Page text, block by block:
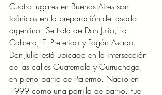
Cuatro lugares en Buenos Aires son
icónicos en la preparación del asado
argentino. Se trata de Don Julio, La
Cabrera, El Preferido y Fogón Asado.
Don Julio está ubicado en la intersección
de las calles Guatemala y Gurruchaga,
en pleno barrio de Palermo. Nació en
1999 como una parrilla de barrio. Fue